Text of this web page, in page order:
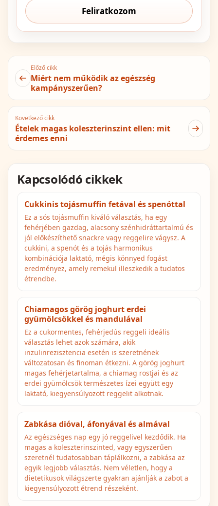
Feliratkozom
Előző cikk
Miért nem működik az egészség
kampányszerűen?
Következő cikk
Ételek magas koleszterinszint ellen: mit
érdemes enni
Kapcsolódó cikkek
Cukkinis tojásmuffin fetával és spenóttal
Ez a sós tojásmuffin kiváló választás, ha egy
fehérjében gazdag, alacsony szénhidráttartalmú és
jól előkészíthető snackre vagy reggelire vágysz. A
cukkini, a spenót és a tojás harmonikus
kombinációja laktató, mégis könnyed fogást
eredményez, amely remekül illeszkedik a tudatos
étrendbe.
Chiamagos görög joghurt erdei
gyümölcsökkel és mandulával
Ez a cukormentes, fehérjedús reggeli ideális
választás lehet azok számára, akik
inzulinrezisztencia esetén is szeretnének
változatosan és finoman étkezni. A görög joghurt
magas fehérjetartalma, a chiamag rostjai és az
erdei gyümölcsök természetes ízei együtt egy
laktató, kiegyensúlyozott reggelit alkotnak.
Zabkása dióval, áfonyával és almával
Az egészséges nap egy jó reggelivel kezdődik. Ha
magas a koleszterinszinted, vagy egyszerűen
szeretnél tudatosabban táplálkozni, a zabkása az
egyik legjobb választás. Nem véletlen, hogy a
dietetikusok világszerte gyakran ajánlják a zabot a
kiegyensúlyozott étrend részeként.